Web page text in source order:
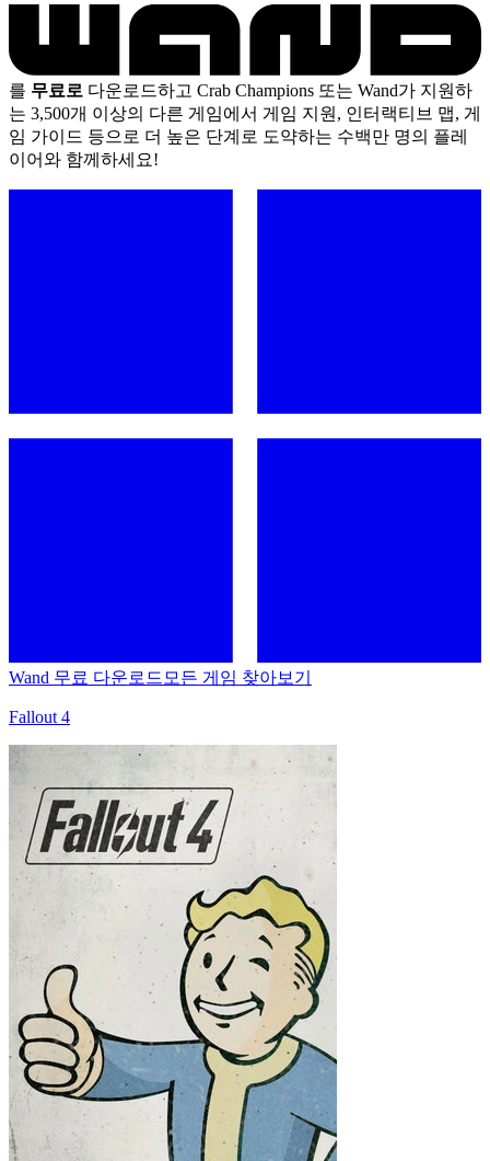
를 무료로 다운로드하고 Crab Champions 또는 Wand가 지원하
는 3,500개 이상의 다른 게임에서 게임 지원, 인터랙티브 맵, 게
임 가이드 등으로 더 높은 단계로 도약하는 수백만 명의 플레
이어와 함께하세요!
Wand 무료 다운로드 모든 게임 찾아보기
Fallout 4